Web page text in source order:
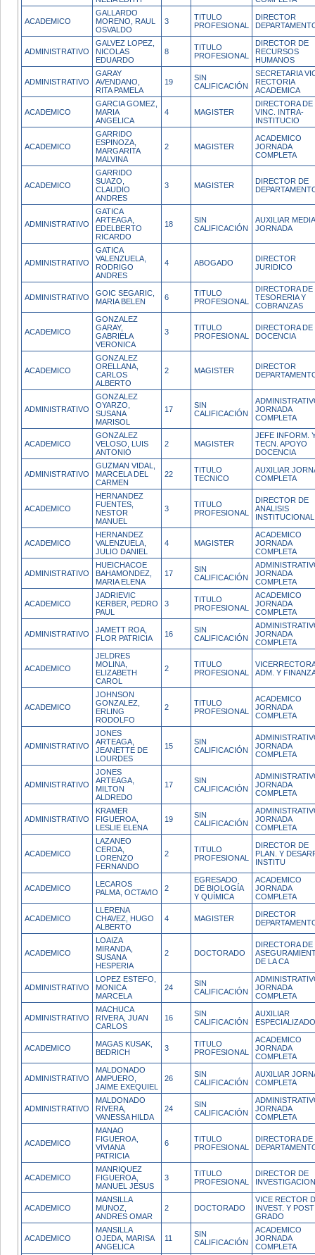
ACADEMICO
GALLARDO
MORENO, RAUL
OSVALDO
3
TITULO
PROFESIONAL
DIRECTOR
ADMINISTRATIVO
GALVEZ LOPEZ,
NICOLAS
EDUARDO
8
TITULO
PROFESIONAL
DIRECTOR DE
RECURSOS
HUMANOS
ADMINISTRATIVO
GARAY
AVENDANO,
RITA PAMELA
19
SIN
CALIFICACIÓN
SECRETARIA
RECTORIA
ACADEMICA
ACADEMICO
GARCIA GOMEZ,
MARIA
ANGELICA
4 MAGISTER
DIRECTORA DE
VINC. INTRA-
INSTITUCIO
ACADEMICO
GARRIDO
ESPINOZA,
MARGARITA
MALVINA
2 MAGISTER
ACADEMICO
JORNADA
COMPLETA
ACADEMICO
GARRIDO
SUAZO,
CLAUDIO
ANDRES
3 MAGISTER
DIRECTOR DE
ADMINISTRATIVO
GATICA
ARTEAGA,
EDELBERTO
RICARDO
18
SIN
CALIFICACIÓN
AUXILIAR MEDIA
JORNADA
ADMINISTRATIVO
GATICA
VALENZUELA,
RODRIGO
ANDRES
4 ABOGADO
DIRECTOR
JURIDICO
ADMINISTRATIVO
GOIC SEGARIC,
MARIA BELEN
6
TITULO
PROFESIONAL
DIRECTORA DE
TESORERIA Y
COBRANZAS
ACADEMICO
GONZALEZ
GARAY,
GABRIELA
VERONICA
3
TITULO
PROFESIONAL
DIRECTORA DE
DOCENCIA
ACADEMICO
GONZALEZ
ORELLANA,
CARLOS
ALBERTO
2 MAGISTER
DIRECTOR
ADMINISTRATIVO
GONZALEZ
OYARZO,
SUSANA
MARISOL
17
SIN
CALIFICACIÓN
JORNADA
COMPLETA
ACADEMICO
GONZALEZ
VELOSO, LUIS
ANTONIO
2 MAGISTER
JEFE INFORM.
TECN. APOYO
DOCENCIA
ADMINISTRATIVO
GUZMAN VIDAL,
MARCELA DEL
CARMEN
22
TITULO
TECNICO
AUXILIAR
COMPLETA
ACADEMICO
HERNANDEZ
FUENTES,
NESTOR
MANUEL
3
TITULO
PROFESIONAL
DIRECTOR DE
ANALISIS
INSTITUCIONAL
ACADEMICO
HERNANDEZ
VALENZUELA,
JULIO DANIEL
4 MAGISTER
ACADEMICO
JORNADA
COMPLETA
ADMINISTRATIVO
HUEICHACOE
BAHAMONDEZ,
MARIA ELENA
17
SIN
CALIFICACIÓN
JORNADA
COMPLETA
ACADEMICO
JADRIEVIC
KERBER, PEDRO
PAUL
3
TITULO
PROFESIONAL
ACADEMICO
JORNADA
COMPLETA
ADMINISTRATIVO
JAMETT ROA,
FLOR PATRICIA
16
SIN
CALIFICACIÓN
JORNADA
COMPLETA
ACADEMICO
JELDRES
MOLINA,
ELIZABETH
CAROL
2
TITULO
PROFESIONAL
ADM. Y
ACADEMICO
JOHNSON
GONZALEZ,
ERLING
RODOLFO
2
TITULO
PROFESIONAL
ACADEMICO
JORNADA
COMPLETA
ADMINISTRATIVO
JONES
ARTEAGA,
JEANETTE DE
LOURDES
15
SIN
CALIFICACIÓN
JORNADA
COMPLETA
ADMINISTRATIVO
JONES
ARTEAGA,
MILTON
ALDREDO
17
SIN
CALIFICACIÓN
JORNADA
COMPLETA
ADMINISTRATIVO
KRAMER
FIGUEROA,
LESLIE ELENA
19
SIN
CALIFICACIÓN
JORNADA
COMPLETA
ACADEMICO
LAZANEO
CERDA,
LORENZO
FERNANDO
2
TITULO
PROFESIONAL
DIRECTOR DE
PLAN. Y
INSTITU
ACADEMICO
LECAROS
PALMA, OCTAVIO
2
EGRESADO
DE BIOLOGÍA
Y QUÍMICA
ACADEMICO
JORNADA
COMPLETA
ACADEMICO
LLERENA
CHAVEZ, HUGO
ALBERTO
4 MAGISTER
DIRECTOR
ACADEMICO
LOAIZA
MIRANDA,
SUSANA
HESPERIA
2 DOCTORADO
DIRECTORA DE
DE LA CA
ADMINISTRATIVO
LOPEZ ESTEFO,
MONICA
MARCELA
24
SIN
CALIFICACIÓN
JORNADA
COMPLETA
ADMINISTRATIVO
MACHUCA
RIVERA, JUAN
CARLOS
16
SIN
CALIFICACIÓN
AUXILIAR
ESPECIALIZADO
ACADEMICO
MAGAS KUSAK,
BEDRICH
3
TITULO
PROFESIONAL
ACADEMICO
JORNADA
COMPLETA
ADMINISTRATIVO
MALDONADO
AMPUERO,
JAIME EXEQUIEL
26
SIN
CALIFICACIÓN
AUXILIAR
COMPLETA
ADMINISTRATIVO
MALDONADO
RIVERA,
VANESSA HILDA
24
SIN
CALIFICACIÓN
JORNADA
COMPLETA
ACADEMICO
MANAO
FIGUEROA,
VIVIANA
PATRICIA
6
TITULO
PROFESIONAL
DIRECTORA DE
ACADEMICO
MANRIQUEZ
FIGUEROA,
MANUEL JESUS
3
TITULO
PROFESIONAL
DIRECTOR DE
INVESTIGACION
ACADEMICO
MANSILLA
MUNOZ,
ANDRES OMAR
2 DOCTORADO
VICE RECTOR
INVEST. Y POST
GRADO
ACADEMICO
MANSILLA
OJEDA, MARISA
ANGELICA
11
SIN
CALIFICACIÓN
ACADEMICO
JORNADA
COMPLETA